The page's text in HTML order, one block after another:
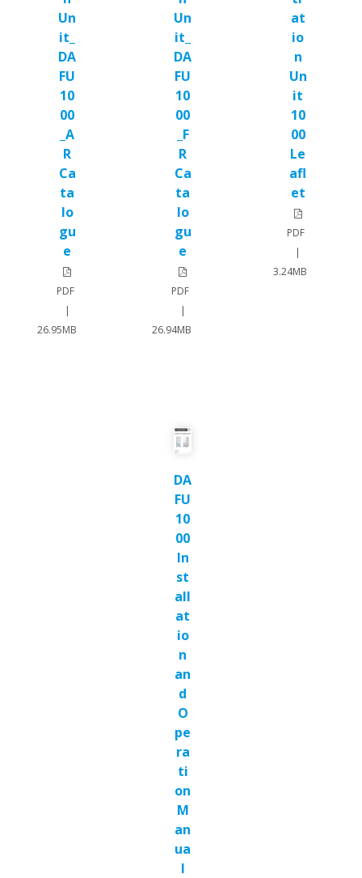
at
io
n
Un
it
10
00
Le
afl
et
PDF
|
3.24MB
Un
it_
DA
FU
10
00
_F
R
Ca
ta
lo
gu
e
PDF
|
26.94MB
Un
it_
DA
FU
10
00
_A
R
Ca
ta
lo
gu
e
PDF
|
26.95MB
DA
FU
10
00
In
st
all
at
io
n
an
d
O
pe
ra
ti
on
M
an
ua
l